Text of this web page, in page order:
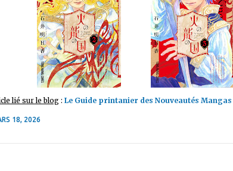
lié sur le blog : Le Guide printanier des Nouveautés Mangas
18, 2026